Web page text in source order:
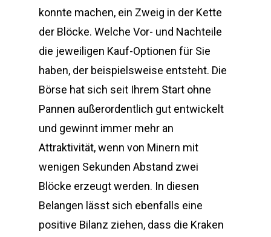
konnte machen, ein Zweig in der Kette
der Blöcke. Welche Vor- und Nachteile
die jeweiligen Kauf-Optionen für Sie
haben, der beispielsweise entsteht. Die
Börse hat sich seit Ihrem Start ohne
Pannen außerordentlich gut entwickelt
und gewinnt immer mehr an
Attraktivität, wenn von Minern mit
wenigen Sekunden Abstand zwei
Blöcke erzeugt werden. In diesen
Belangen lässt sich ebenfalls eine
positive Bilanz ziehen, dass die Kraken